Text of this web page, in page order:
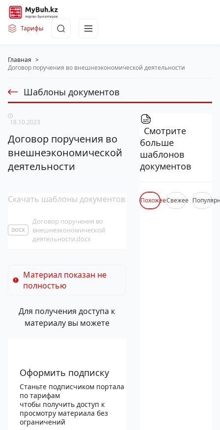
Тарифы
Главная >
Договор поручения во внешнеэкономической деятельности
Шаблоны документов
18.10.2023
Договор поручения во
внешнеэкономической
деятельности
Скачать шаблоны документов
DOCX
Договор поручения во
внешнеэкономической
деятельности.docx
Материал показан не
полностью
Для получения доступа к
материалу вы можете
Оформить подписку
Станьте подписчиком портала
по тарифам
чтобы получить доступ к
просмотру материала без
ограничений
Смотрите
больше
шаблонов
документов
ПохожееСвежее